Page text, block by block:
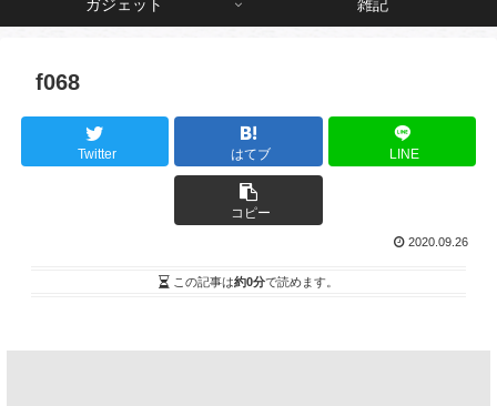
ガジェット 雑記
f068
Twitter はてブ LINE
コピー
2020.09.26
この記事は約0分で読めます。